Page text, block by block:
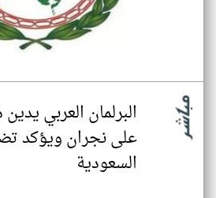
البرلمان العربي
على نجران ويؤكد
السعودية